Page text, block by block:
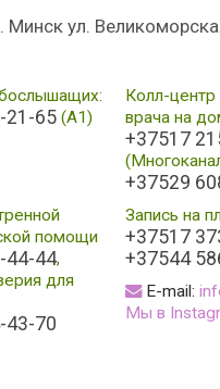
Минск ул.
21-65 (А1)
Колл-центр
врача на
+37517
+37529
помощи
44-44,
для
43-70
Запись на
+37517
+37544
E-mail:
Мы в